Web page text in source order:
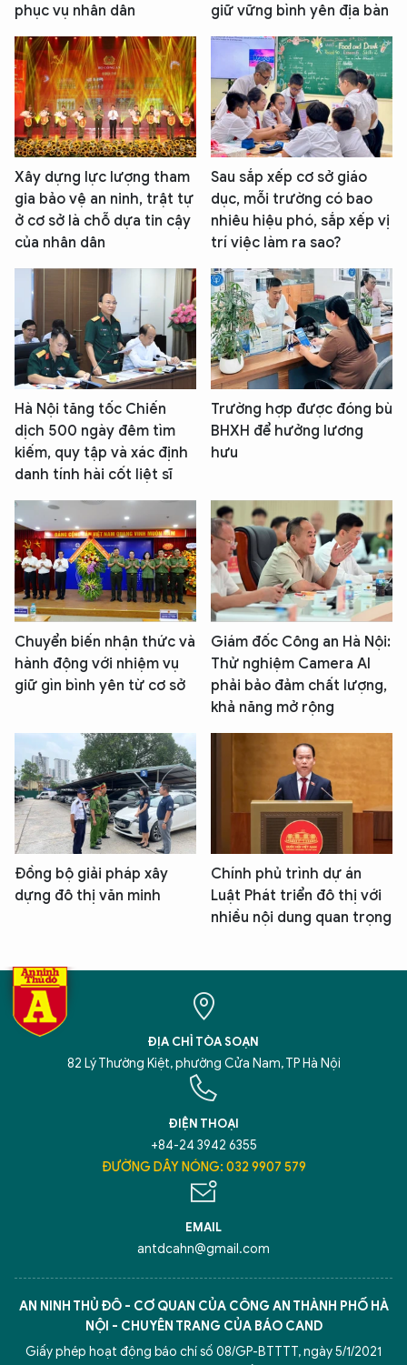
phục vụ nhân dân
giữ vững bình yên địa bàn
Xây dựng lực lượng tham
gia bảo vệ an ninh, trật tự
ở cơ sở là chỗ dựa tin cậy
của nhân dân
Sau sắp xếp cơ sở giáo
dục, mỗi trường có bao
nhiêu hiệu phó, sắp xếp vị
trí việc làm ra sao?
Hà Nội tăng tốc Chiến
dịch 500 ngày đêm tìm
kiếm, quy tập và xác định
danh tính hài cốt liệt sĩ
Trường hợp được đóng bù
BHXH để hưởng lương
hưu
Chuyển biến nhận thức và
hành động với nhiệm vụ
giữ gìn bình yên từ cơ sở
Giám đốc Công an Hà Nội:
Thử nghiệm Camera AI
phải bảo đảm chất lượng,
khả năng mở rộng
Đồng bộ giải pháp xây
dựng đô thị văn minh
Chính phủ trình dự án
Luật Phát triển đô thị với
nhiều nội dung quan trọng
ĐỊA CHỈ TÒA SOẠN
82 Lý Thường Kiệt, phường Cửa Nam, TP Hà Nội
ĐIỆN THOẠI
+84-24 3942 6355
ĐƯỜNG DÂY NÓNG: 032 9907 579
EMAIL
antdcahn@gmail.com
AN NINH THỦ ĐÔ - CƠ QUAN CỦA CÔNG AN THÀNH PHỐ HÀ
NỘI - CHUYÊN TRANG CỦA BÁO CAND
Giấy phép hoạt động báo chí số 08/GP-BTTTT, ngày 5/1/2021